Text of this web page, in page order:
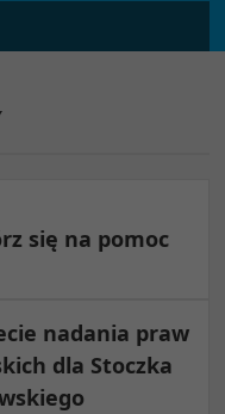
się na pomoc
nadania praw
dla Stoczka